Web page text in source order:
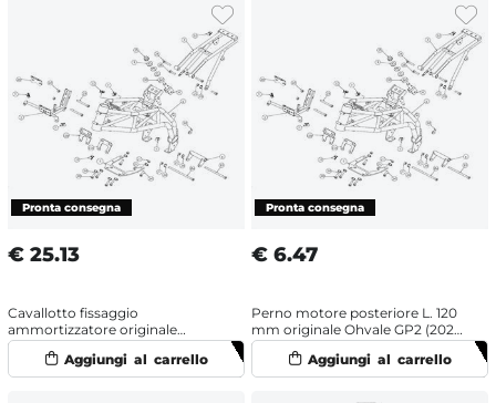
€ 25.13
Cavallotto fissaggio
ammortizzatore originale
Ohvale GP2 (2021-2025) Zincato
€ 6.47
Perno motore posteriore L. 120
mm originale Ohvale GP2 (2021-
2025)